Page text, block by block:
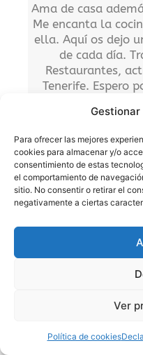
Para ofrecer las mejores
cookies para almacenar y/o
consentimiento de estas
el comportamiento de
sitio. No consentir o retirar el
negativamente a ciertas
Ver
Política de cookies
Ama de casa
Me encanta la
ella. Aquí os dejo
de cada día.
Restaurantes,
Tenerife. Espero
0 comentarios en
SOFI
Yo conozco esta que
cuando uno cocina
sepa muy fuerte,
cuchillo hasta que